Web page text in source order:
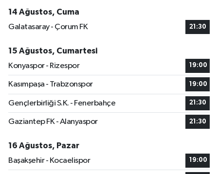
14 Ağustos, Cuma
Galatasaray - Çorum FK
21:30
15 Ağustos, Cumartesi
Konyaspor - Rizespor
19:00
Kasımpaşa - Trabzonspor 19:00
Gençlerbirliği S.K. - Fenerbahçe 21:30
Gaziantep FK - Alanyaspor 21:30
16 Ağustos, Pazar
Başakşehir - Kocaelispor
19:00